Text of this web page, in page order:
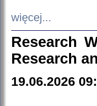
więcej...
Research
Research
19.06.2026